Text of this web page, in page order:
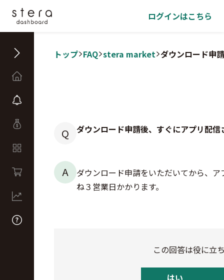
ログインはこちら
トップ FAQ stera market ダウンロード申
Q ダウンロード申請後、すぐにアプリ配信
A
ダウンロード申請をいただいてから、
ね３営業日かかります。
この回答は役に立
はい